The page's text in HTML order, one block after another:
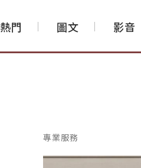
熱門 圖文 影音
專業服務